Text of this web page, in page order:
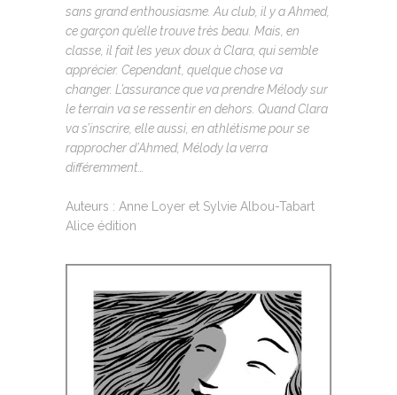
sans grand enthousiasme. Au club, il y a Ahmed,
ce garçon qu’elle trouve très beau. Mais, en
classe, il fait les yeux doux à Clara, qui semble
apprécier. Cependant, quelque chose va
changer. L’assurance que va prendre Mélody sur
le terrain va se ressentir en dehors. Quand Clara
va s’inscrire, elle aussi, en athlétisme pour se
rapprocher d’Ahmed, Mélody la verra
différemment…
Auteurs : Anne Loyer et Sylvie Albou-Tabart
Alice édition